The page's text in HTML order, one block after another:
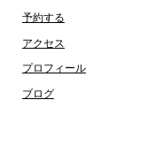
予約する
アクセス
プロフィール
ブログ